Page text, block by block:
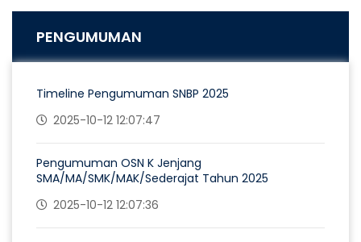
PENGUMUMAN
Timeline Pengumuman SNBP 2025
2025-10-12 12:07:47
Pengumuman OSN K Jenjang
SMA/MA/SMK/MAK/Sederajat Tahun 2025
2025-10-12 12:07:36